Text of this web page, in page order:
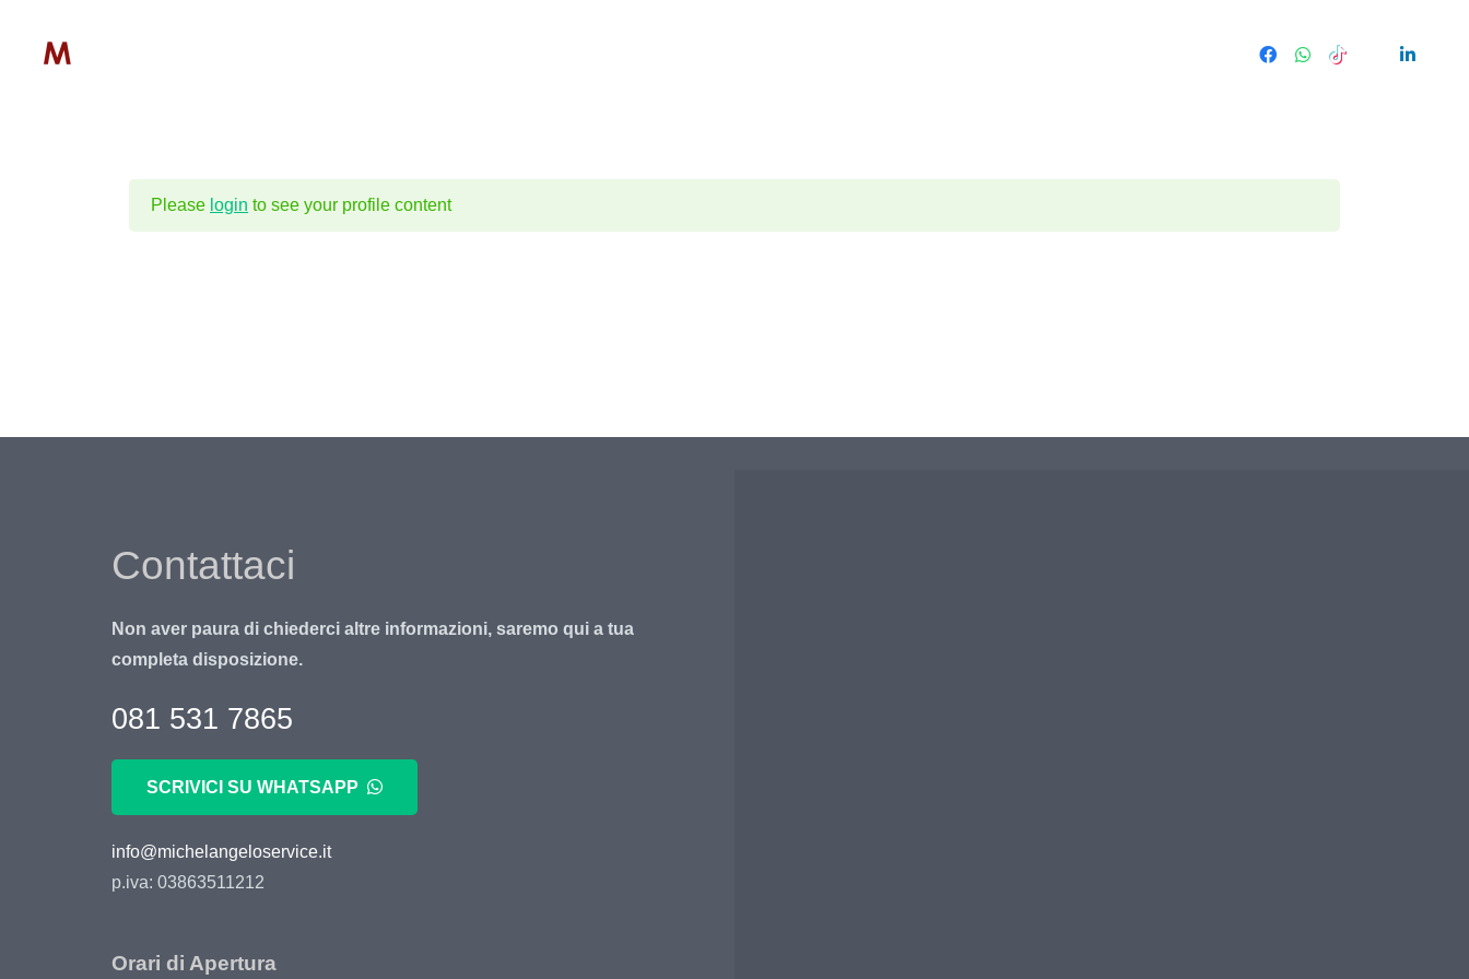
Please login to see your profile content
Contattaci
Non aver paura di chiederci altre informazioni, saremo qui a tua
completa disposizione.
081 531 7865
SCRIVICI SU WHATSAPP
info@michelangeloservice.it
p.iva: 03863511212
Orari di Apertura